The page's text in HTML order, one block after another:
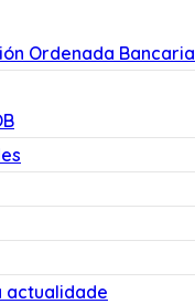
Ordenada Bancaria
actualidade